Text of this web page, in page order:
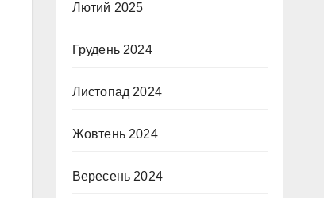
Лютий 2025
Грудень 2024
Листопад 2024
Жовтень 2024
Вересень 2024